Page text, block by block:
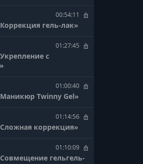
00:54:11
гель-лак»
01:27:45
с
01:00:40
Twinny Gel»
01:14:56
коррекция»
01:10:09
гельгель-